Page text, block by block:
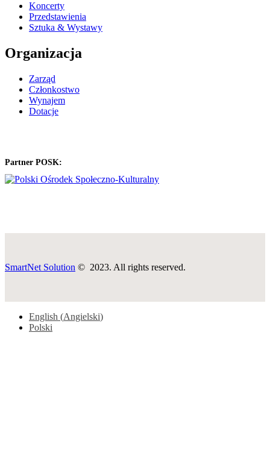
Koncerty
Przedstawienia
Sztuka & Wystawy
Organizacja
Zarząd
Członkostwo
Wynajem
Dotacje
Partner POSK:
SmartNet Solution © 2023. All rights reserved.
English (Angielski)
Polski